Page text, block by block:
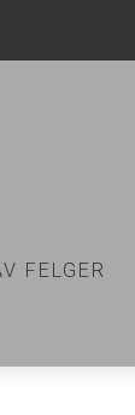
FELGER